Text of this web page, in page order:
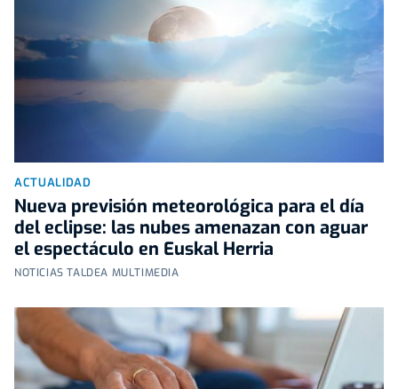
ACTUALIDAD
Nueva previsión meteorológica para el día
del eclipse: las nubes amenazan con aguar
el espectáculo en Euskal Herria
NOTICIAS TALDEA MULTIMEDIA